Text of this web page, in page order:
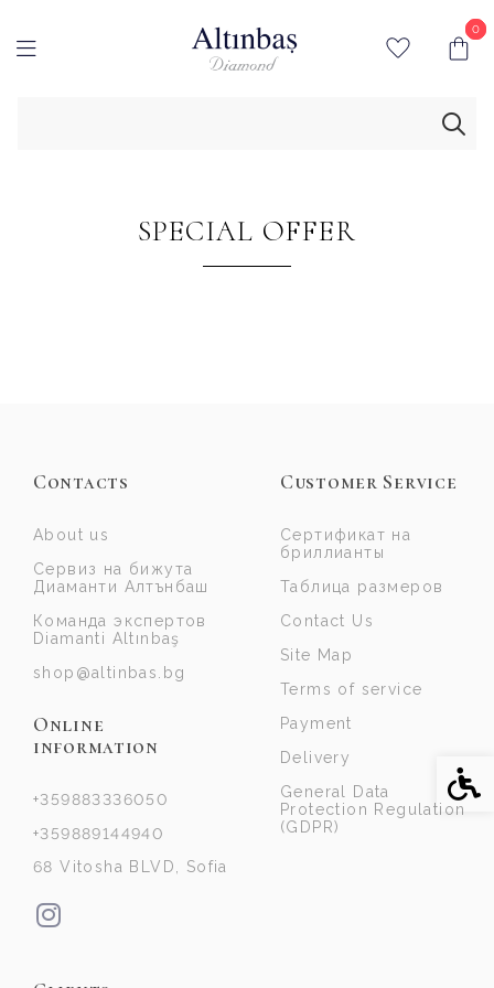
0
0
SPECIAL OFFER
Contacts
About us
Сервиз на бижута
Диаманти Алтънбаш
Команда экспертов
Diamanti Altınbaş
shop@altinbas.bg
Online
information
+359883336050
+359889144940
68 Vitosha BLVD, Sofia
Customer Service
Сертификат на
бриллианты
Таблица размеров
Contact Us
Site Map
Terms of service
Payment
Delivery
General Data
Protection Regulation
(GDPR)